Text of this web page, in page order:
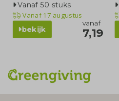
Vanaf 50 stuks
Vanaf17 augustus
bekijk
vanaf
7,19